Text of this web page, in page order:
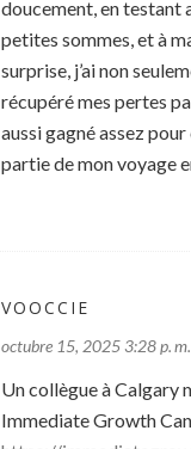
doucement, en testant
petites sommes, et à
surprise, j’ai non
récupéré mes pertes
aussi gagné assez
partie de mon voyage
VOOCCIE
octubre 15, 2025 3:28 p. m.
Un collègue à Calgary
Immediate Growth